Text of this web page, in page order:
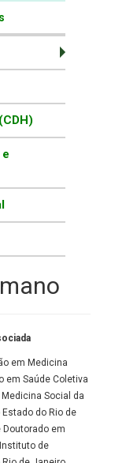
em Medicina
em Saúde Coletiva
Social da
do Rio de
em
de